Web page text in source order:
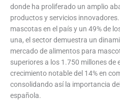
donde ha proliferado un amplio
productos y servicios
mascotas en el país y un 49% de
una, el sector demuestra un
mercado de alimentos para
superiores a los 1.750 millones de
crecimiento notable del 14% en
consolidando así la importancia
española.